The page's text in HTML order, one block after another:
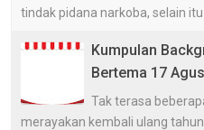
tindak pidana narkoba, selain itu
Kumpulan
Bertema 17
Tak terasa
merayakan kembali ulang